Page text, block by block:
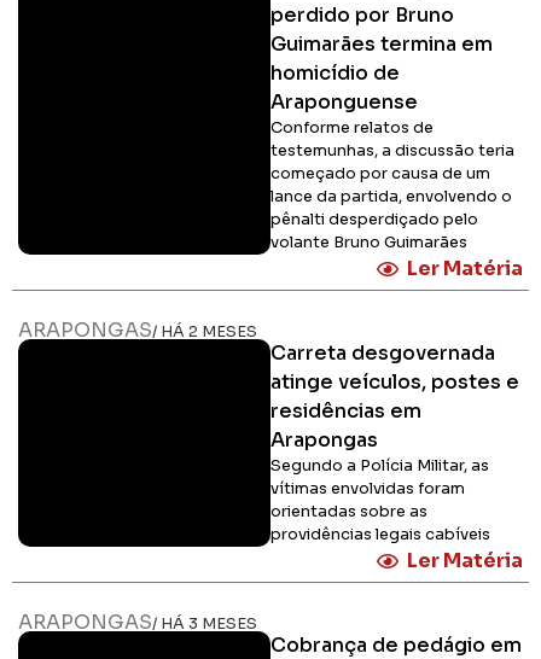
perdido por Bruno
Guimarães termina em
homicídio de
Araponguense
Conforme relatos de
testemunhas, a discussão teria
começado por causa de um
lance da partida, envolvendo o
pênalti desperdiçado pelo
volante Bruno Guimarães
Ler Matéria
ARAPONGAS/ HÁ 2 MESES
Carreta desgovernada
atinge veículos, postes e
residências em
Arapongas
Segundo a Polícia Militar, as
vítimas envolvidas foram
orientadas sobre as
providências legais cabíveis
Ler Matéria
ARAPONGAS/ HÁ 3 MESES
Cobrança de pedágio em